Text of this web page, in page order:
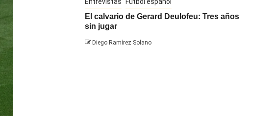
El calvario de Gerard Deulofeu: Tres años
sin jugar
Diego Ramírez Solano